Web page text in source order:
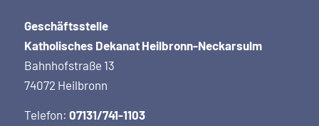
Geschäftsstelle
Katholisches Dekanat Heilbronn-Neckarsulm
Bahnhofstraße 13
74072 Heilbronn
Telefon: 07131/741-1103